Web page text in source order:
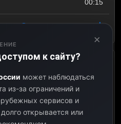
00:15
Открыть описание
×
к сайту?
может наблюдаться
из-за ограничений и
сервисов и
открывается или